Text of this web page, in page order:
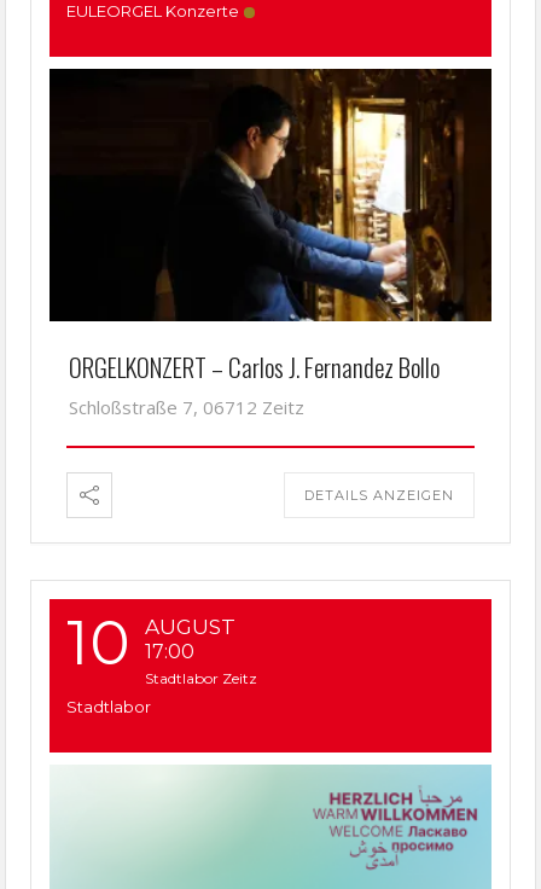
EULEORGEL Konzerte
ORGELKONZERT – Carlos J. Fernandez Bollo
Schloßstraße 7, 06712 Zeitz
DETAILS ANZEIGEN
10 AUGUST
17:00
Stadtlabor Zeitz
Stadtlabor